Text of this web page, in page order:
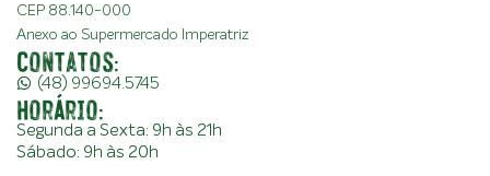
CEP 88.140-000
Anexo ao Supermercado Imperatriz
Contatos:
(48) 99694.5745
Horário:
Segunda a Sexta: 9h às 21h
Sábado: 9h às 20h